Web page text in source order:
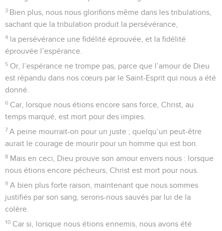
3 Bien plus, nous nous glorifions même dans les tribulations,
sachant que la tribulation produit la persévérance,
4 la persévérance une fidélité éprouvée, et la fidélité
éprouvée l’espérance.
5 Or, l’espérance ne trompe pas, parce que l’amour de Dieu
est répandu dans nos cœurs par le Saint-Esprit qui nous a été
donné.
6 Car, lorsque nous étions encore sans force, Christ, au
temps marqué, est mort pour des impies.
7 A peine mourrait-on pour un juste ; quelqu’un peut-être
aurait le courage de mourir pour un homme qui est bon.
8 Mais en ceci, Dieu prouve son amour envers nous : lorsque
nous étions encore pécheurs, Christ est mort pour nous.
9 A bien plus forte raison, maintenant que nous sommes
justifiés par son sang, serons-nous sauvés par lui de la
colère.
10 Car si, lorsque nous étions ennemis, nous avons été